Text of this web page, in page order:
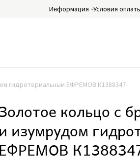
Информация Условия
гидротермальным ЕФРЕМОВ К1388347
кольцо с
и изумрудом
ЕФРЕМОВ